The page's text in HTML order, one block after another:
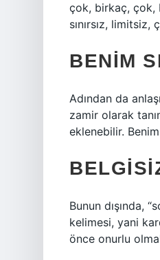
çok, birkaç, çok,
sınırsız,
BENIM
Adından da
zamir olarak
eklenebilir.
Bunun dışında,
kelimesi, yani
önce onurlu